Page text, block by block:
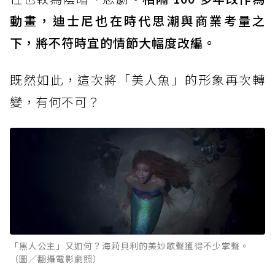
動畫，迪士尼也在時代思潮與商業考量之
下，將不符時宜的情節大幅度改編。
既然如此，這次將「美人魚」的形象再次轉
變，有何不可？
「黑人公主」又如何？海莉貝利的美妙歌聲獲得不少掌聲。
（圖／翻攝電影劇照）